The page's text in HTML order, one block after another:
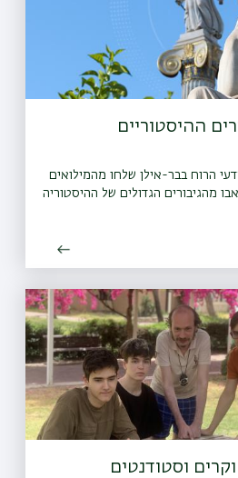
ההיסטוריים
הרוח בבר-אילן שלחו מהמילואים
מהגיבורים הגדולים של ההיסטוריה
וסטודנטים